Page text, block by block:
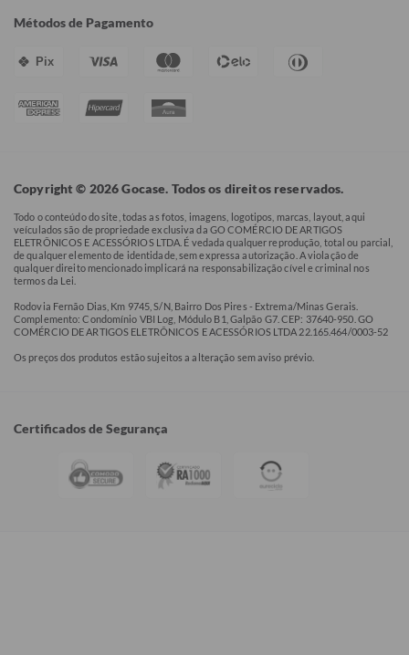
Métodos de Pagamento
Pix
Copyright © 2026 Gocase. Todos os direitos reservados.
Todo o conteúdo do site, todas as fotos, imagens, logotipos, marcas, layout, aqui
veículados são de propriedade exclusiva da GO COMÉRCIO DE ARTIGOS
ELETRÔNICOS E ACESSÓRIOS LTDA. É vedada qualquer reprodução, total ou parcial,
de qualquer elemento de identidade, sem expressa autorização. A violação de
qualquer direito mencionado implicará na responsabilização cível e criminal nos
termos da Lei.
Rodovia Fernão Dias, Km 9745, S/N, Bairro Dos Pires - Extrema/Minas Gerais.
Complemento: Condomínio VBI Log, Módulo B1, Galpão G7. CEP: 37640-950. GO
COMÉRCIO DE ARTIGOS ELETRÔNICOS E ACESSÓRIOS LTDA 22.165.464/0003-52
Os preços dos produtos estão sujeitos a alteração sem aviso prévio.
Certificados de Segurança